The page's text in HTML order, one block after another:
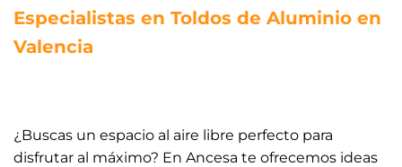
Especialistas en Toldos de Aluminio en
Valencia
¿Buscas un espacio al aire libre perfecto para
disfrutar al máximo? En Ancesa te ofrecemos ideas